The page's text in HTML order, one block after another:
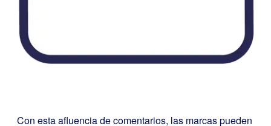
Con esta afluencia de comentarios, las marcas pueden